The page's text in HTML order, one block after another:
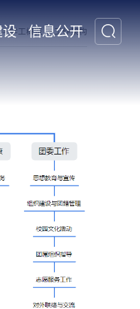
设 信息公开
>学工概览 ->工作架构